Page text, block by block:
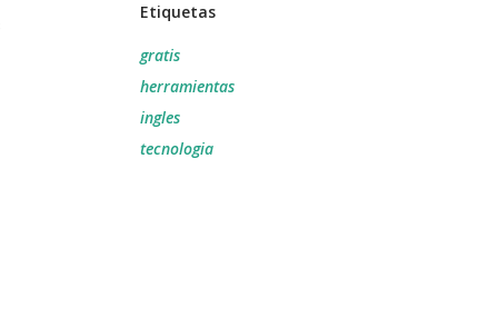
Etiquetas
gratis
herramientas
ingles
tecnologia